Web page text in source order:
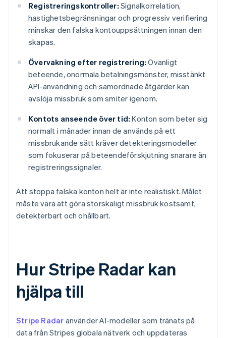
Registreringskontroller: Signalkorrelation,
hastighetsbegränsningar och progressiv verifiering
minskar den falska kontouppsättningen innan den
skapas.
Övervakning efter registrering: Ovanligt
beteende, onormala betalningsmönster, misstänkt
API-användning och samordnade åtgärder kan
avslöja missbruk som smiter igenom.
Kontots anseende över tid: Konton som beter sig
normalt i månader innan de används på ett
missbrukande sätt kräver detekteringsmodeller
som fokuserar på beteendeförskjutning snarare än
registreringssignaler.
Att stoppa falska konton helt är inte realistiskt. Målet
måste vara att göra storskaligt missbruk kostsamt,
detekterbart och ohållbart.
Hur Stripe Radar kan
hjälpa till
Stripe Radar använder AI-modeller som tränats på
data från Stripes globala nätverk och uppdateras